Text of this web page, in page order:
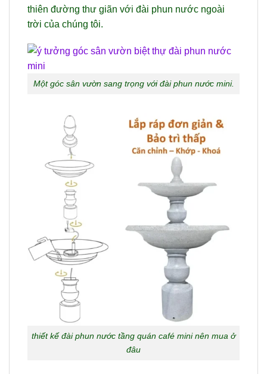
thiên đường thư giãn với đài phun nước ngoài
trời của chúng tôi.
Một góc sân vườn sang trọng với đài phun nước mini.
thiết kế đài phun nước tầng quán café mini nên mua ở
đâu